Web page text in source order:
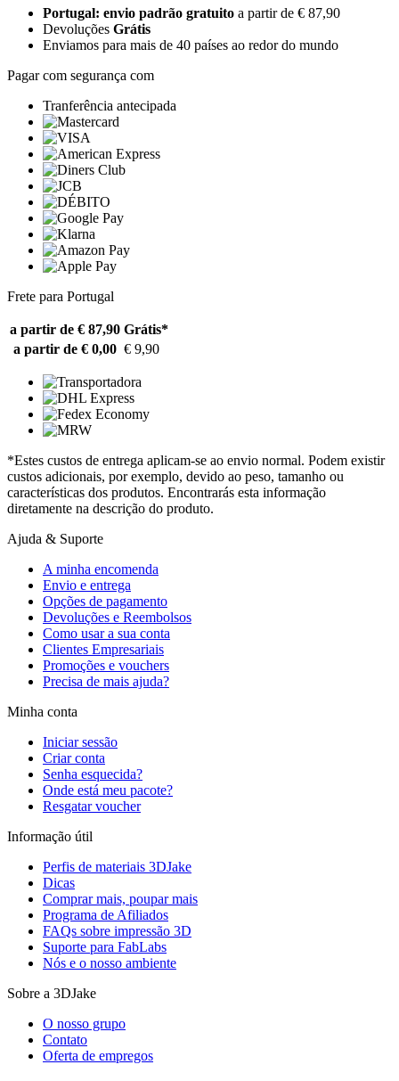
Portugal: envio padrão gratuito a partir de € 87,90
Devoluções Grátis
Enviamos para mais de 40 países ao redor do mundo
Pagar com segurança com
Tranferência antecipada
Frete para Portugal
a partir de € 87,90 Grátis*
a partir de € 0,00 € 9,90
*Estes custos de entrega aplicam-se ao envio normal. Podem existir
custos adicionais, por exemplo, devido ao peso, tamanho ou
características dos produtos. Encontrarás esta informação
diretamente na descrição do produto.
Ajuda & Suporte
A minha encomenda
Envio e entrega
Opções de pagamento
Devoluções e Reembolsos
Como usar a sua conta
Clientes Empresariais
Promoções e vouchers
Precisa de mais ajuda?
Minha conta
Iniciar sessão
Criar conta
Senha esquecida?
Onde está meu pacote?
Resgatar voucher
Informação útil
Perfis de materiais 3DJake
Dicas
Comprar mais, poupar mais
Programa de Afiliados
FAQs sobre impressão 3D
Suporte para FabLabs
Nós e o nosso ambiente
Sobre a 3DJake
O nosso grupo
Contato
Oferta de empregos